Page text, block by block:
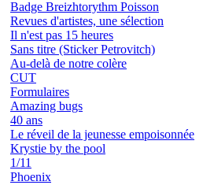
Badge Breizhtorythm Poisson
Revues d'artistes, une sélection
Il n'est pas 15 heures
Sans titre (Sticker Petrovitch)
Au-delà de notre colère
CUT
Formulaires
Amazing bugs
40 ans
Le réveil de la jeunesse empoisonnée
Krystie by the pool
1/11
Phoenix